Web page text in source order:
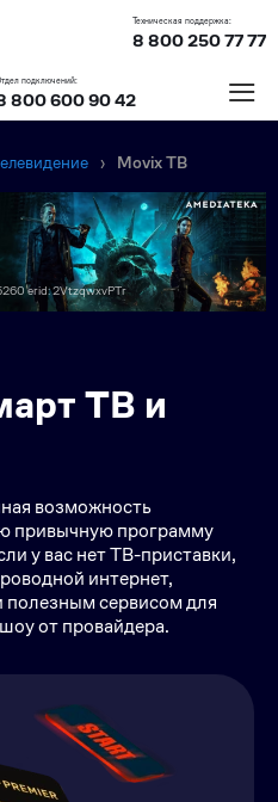
Техническая поддержка:
8 800 250 77 77
подключений:
800 600 90 42 ≡
› Movix ТВ
erid: 2VtzqwxvPTr
ТВ и
возможность
привычную программу
у вас нет ТВ-приставки,
интернет,
полезным сервисом для
от провайдера.